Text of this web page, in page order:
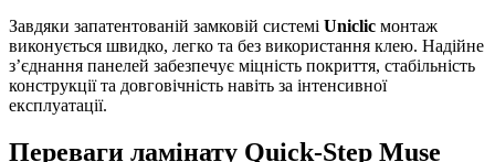
Завдяки запатентованій замковій системі Uniclic монтаж
виконується швидко, легко та без використання клею. Надійне
з’єднання панелей забезпечує міцність покриття, стабільність
конструкції та довговічність навіть за інтенсивної
експлуатації.
Переваги ламінату Quick-Step Muse